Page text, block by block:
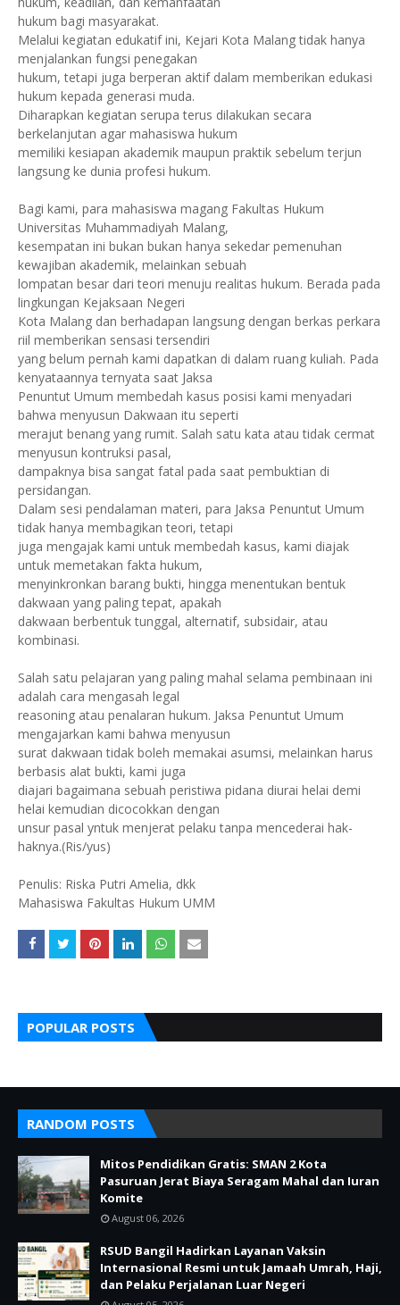
hukum bagi masyarakat.
Melalui kegiatan edukatif ini, Kejari Kota Malang tidak hanya
menjalankan fungsi penegakan
hukum, tetapi juga berperan aktif dalam memberikan edukasi
hukum kepada generasi muda.
Diharapkan kegiatan serupa terus dilakukan secara
berkelanjutan agar mahasiswa hukum
memiliki kesiapan akademik maupun praktik sebelum terjun
langsung ke dunia profesi hukum.
Bagi kami, para mahasiswa magang Fakultas Hukum
Universitas Muhammadiyah Malang,
kesempatan ini bukan bukan hanya sekedar pemenuhan
kewajiban akademik, melainkan sebuah
lompatan besar dari teori menuju realitas hukum. Berada pada
lingkungan Kejaksaan Negeri
Kota Malang dan berhadapan langsung dengan berkas perkara
riil memberikan sensasi tersendiri
yang belum pernah kami dapatkan di dalam ruang kuliah. Pada
kenyataannya ternyata saat Jaksa
Penuntut Umum membedah kasus posisi kami menyadari
bahwa menyusun Dakwaan itu seperti
merajut benang yang rumit. Salah satu kata atau tidak cermat
menyusun kontruksi pasal,
dampaknya bisa sangat fatal pada saat pembuktian di
persidangan.
Dalam sesi pendalaman materi, para Jaksa Penuntut Umum
tidak hanya membagikan teori, tetapi
juga mengajak kami untuk membedah kasus, kami diajak
untuk memetakan fakta hukum,
menyinkronkan barang bukti, hingga menentukan bentuk
dakwaan yang paling tepat, apakah
dakwaan berbentuk tunggal, alternatif, subsidair, atau
kombinasi.
Salah satu pelajaran yang paling mahal selama pembinaan ini
adalah cara mengasah legal
reasoning atau penalaran hukum. Jaksa Penuntut Umum
mengajarkan kami bahwa menyusun
surat dakwaan tidak boleh memakai asumsi, melainkan harus
berbasis alat bukti, kami juga
diajari bagaimana sebuah peristiwa pidana diurai helai demi
helai kemudian dicocokkan dengan
unsur pasal yntuk menjerat pelaku tanpa mencederai hak-
haknya.(Ris/yus)
Penulis: Riska Putri Amelia, dkk
Mahasiswa Fakultas Hukum UMM
POPULAR POSTS
RANDOM POSTS
Mitos Pendidikan Gratis: SMAN 2 Kota
Pasuruan Jerat Biaya Seragam Mahal dan Iuran
Komite
August 06, 2026
RSUD Bangil Hadirkan Layanan Vaksin
Internasional Resmi untuk Jamaah Umrah, Haji,
dan Pelaku Perjalanan Luar Negeri